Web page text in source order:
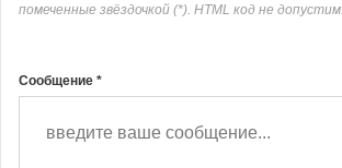
помеченные звёздочкой (*). HTML код не допустим.
Сообщение *